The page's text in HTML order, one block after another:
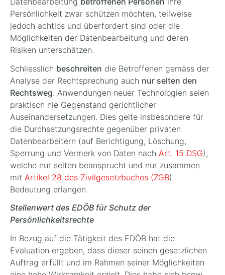
Persönlichkeit zwar schützen möchten, teilweise
jedoch achtlos und überfordert sind oder die
Möglichkeiten der Datenbearbeitung und deren
Risiken unterschätzen.
Schliesslich beschreiten die Betroffenen gemäss der
Analyse der Rechtsprechung auch nur selten den
Rechtsweg. Anwendungen neuer Technologien seien
praktisch nie Gegenstand gerichtlicher
Auseinandersetzungen. Dies gelte insbesondere für
die Durchsetzungsrechte gegenüber privaten
Datenbearbeitern (auf Berichtigung, Löschung,
Sperrung und Vermerk von Daten nach Art. 15 DSG),
welche nur selten beansprucht und nur zusammen
mit Artikel 28 des Zivilgesetzbuches (ZGB)
Bedeutung erlangen.
Stellenwert des EDÖB für Schutz der
Persönlichkeitsrechte
In Bezug auf die Tätigkeit des EDÖB hat die
Evaluation ergeben, dass dieser seinen gesetzlichen
Auftrag erfüllt und im Rahmen seiner Möglichkeiten